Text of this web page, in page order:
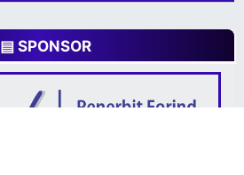
▤ SPONSOR